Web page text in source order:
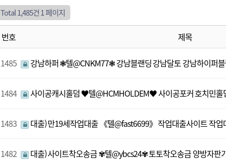
Total 1,485건 1 페이지
번호 제목
1485 강남하퍼 ❃텔@CNKM77❃ 강남블랜딩 강남달토 강남하이퍼
1484 사이공캐시홀덤 ♥텔@HCMHOLDEM♥ 사이공포커 호치민홀
1483 대출) 만19세작업대출 《텔@fast6699》 작업대출사이트 작
1482 대출) 사이트착오송금 ✾텔@ybcs24✾ 토토착오송금 양방자판